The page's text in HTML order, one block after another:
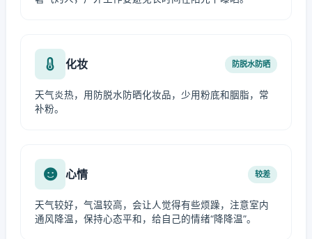
化妆 防脱水防晒
天气炎热，用防脱水防晒化妆品，少用粉底和胭脂，常
补粉。
心情 较差
天气较好，气温较高，会让人觉得有些烦躁，注意室内
通风降温，保持心态平和，给自己的情绪“降降温”。